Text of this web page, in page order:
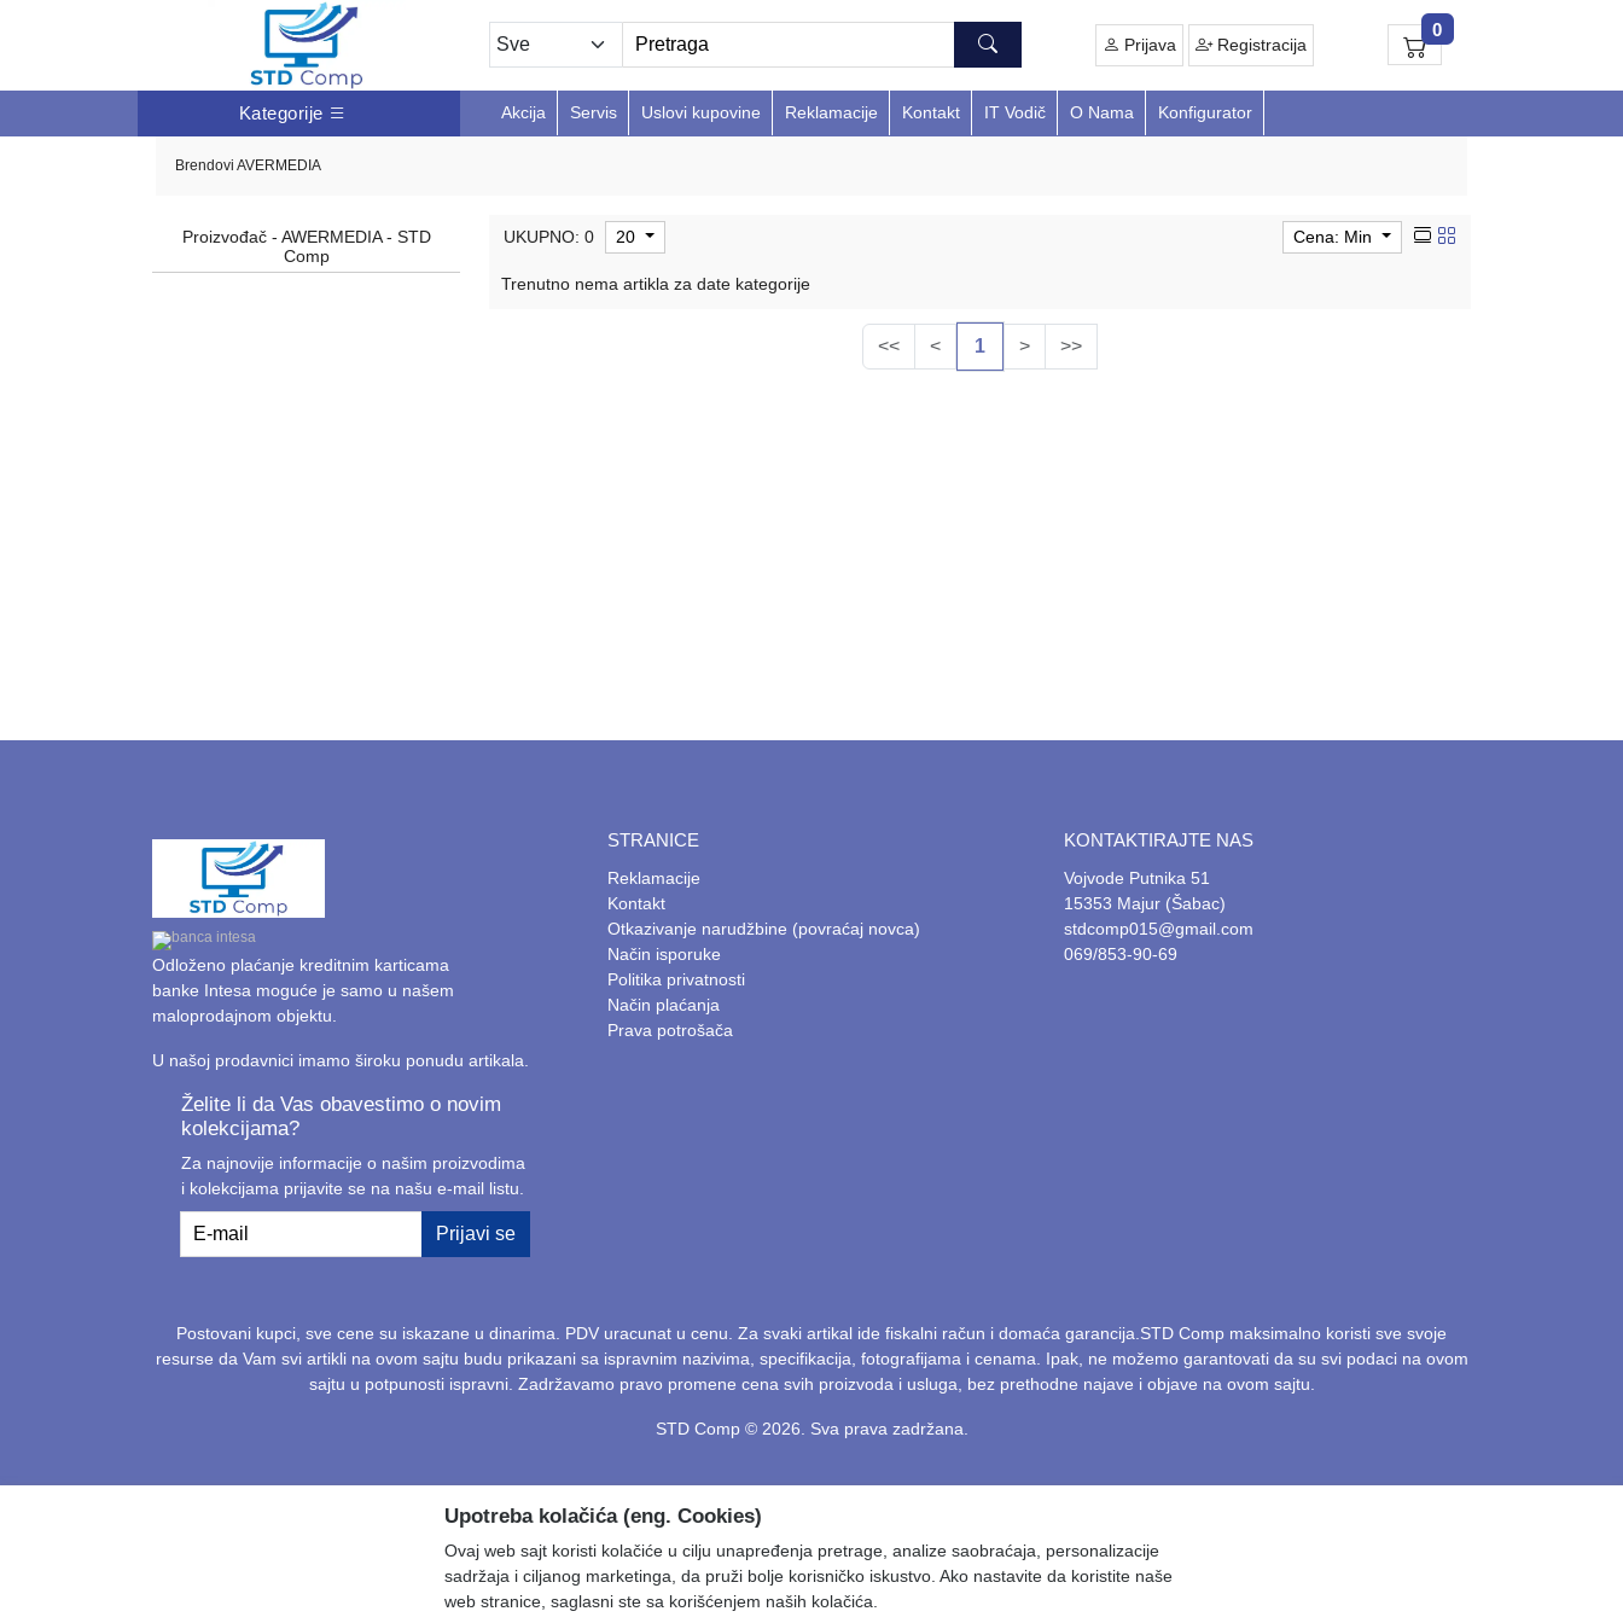
Prijava Registracija
0
Kategorije Akcija Servis Uslovi kupovine Reklamacije Kontakt IT Vodič O Nama Konfigurator
Brendovi AVERMEDIA
Proizvođač - AWERMEDIA - STD
Comp
UKUPNO: 0 20 Cena: Min
Trenutno nema artikla za date kategorije
<< < 1 > >>
Odloženo plaćanje kreditnim karticama
banke Intesa moguće je samo u našem
maloprodajnom objektu.
U našoj prodavnici imamo široku ponudu artikala.
STRANICE
Reklamacije
Kontakt
Otkazivanje narudžbine (povraćaj novca)
Način isporuke
Politika privatnosti
Način plaćanja
Prava potrošača
KONTAKTIRAJTE NAS
Vojvode Putnika 51
15353 Majur (Šabac)
stdcomp015@gmail.com
069/853-90-69
Želite li da Vas obavestimo o novim
kolekcijama?
Za najnovije informacije o našim proizvodima
i kolekcijama prijavite se na našu e-mail listu.
E-mail
Prijavi se
Postovani kupci, sve cene su iskazane u dinarima. PDV uracunat u cenu. Za svaki artikal ide fiskalni račun i domaća garancija.STD Comp maksimalno koristi sve svoje
resurse da Vam svi artikli na ovom sajtu budu prikazani sa ispravnim nazivima, specifikacija, fotografijama i cenama. Ipak, ne možemo garantovati da su svi podaci na ovom
sajtu u potpunosti ispravni. Zadržavamo pravo promene cena svih proizvoda i usluga, bez prethodne najave i objave na ovom sajtu.
STD Comp © 2026. Sva prava zadržana.
Upotreba kolačića (eng. Cookies)
Ovaj web sajt koristi kolačiće u cilju unapređenja pretrage, analize saobraćaja, personalizacije
sadržaja i ciljanog marketinga, da pruži bolje korisničko iskustvo. Ako nastavite da koristite naše
web stranice, saglasni ste sa korišćenjem naših kolačića.